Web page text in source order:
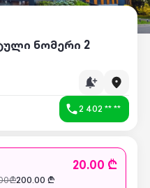
ნომერი 2
2 402 ** **
20.00 ₾
₾200.00 ₾